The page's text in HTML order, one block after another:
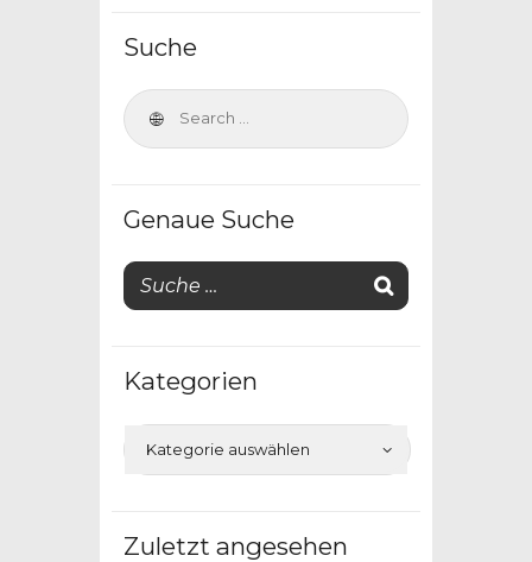
Suche
Genaue Suche
Kategorien
Zuletzt angesehen